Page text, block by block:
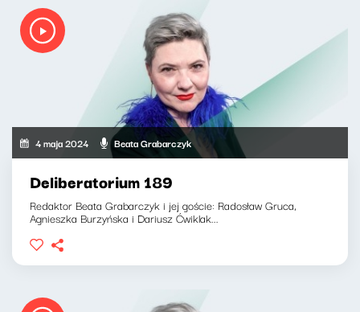
4 maja 2024 Beata Grabarczyk
Deliberatorium 189
Redaktor Beata Grabarczyk i jej goście: Radosław Gruca,
Agnieszka Burzyńska i Dariusz Ćwiklak...